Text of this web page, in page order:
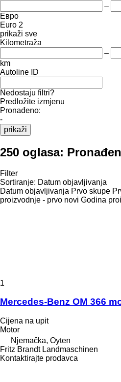
–
Евро
Euro 2
prikaži sve
Kilometraža
–
km
Autoline ID
Nedostaju filtri?
Predložite izmjenu
Pronađeno:
-
prikaži
250 oglasa:
Filter
Sortiranje: Datum objavljivanja
Datum objavljivanja Prvo skupe
proizvodnje - prvo novi Godina
1
Mercedes-Benz OM 366
Cijena na upit
Motor
Njemačka, Oyten
Fritz Brandt Landmaschinen
Kontaktirajte prodavca